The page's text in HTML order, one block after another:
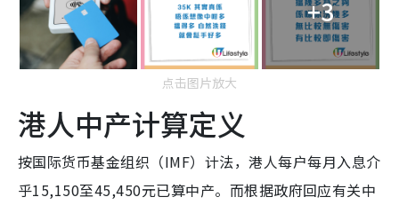
+3
点击图片放大
港人中产计算定义
按国际货币基金组织（IMF）计法，港人每户每月入息介
乎15,150至45,450元已算中产。而根据政府回应有关中